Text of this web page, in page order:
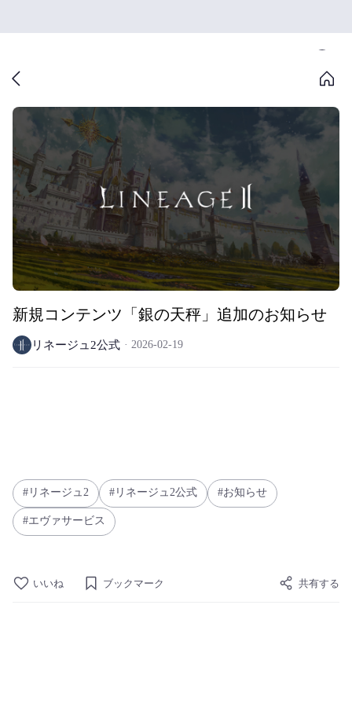
新規コンテンツ「銀の天秤」追加のお知らせ
リネージュ2公式 2026-02-19
リネージュ2 リネージュ2公式 お知らせ
エヴァサービス
いいね ブックマーク 共有する